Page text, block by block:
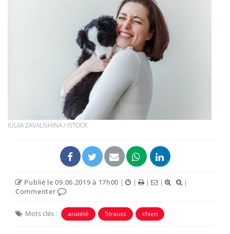
IULIIA ZAVALISHINA / ISTOCK
Publié le 09.06.2019 à 17h00 | | | |
|
Commenter
Mots clés : anxiété Strauss chien